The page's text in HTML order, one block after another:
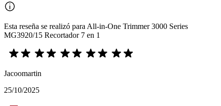
Esta reseña se realizó para All-in-One Trimmer 3000 Series
MG3920/15 Recortador 7 en 1
Jacoomartin
25/10/2025